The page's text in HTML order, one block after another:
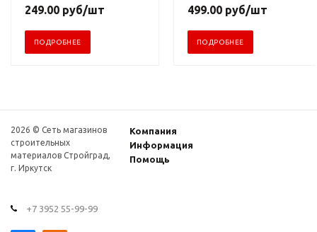
249.00 руб/шт
ПОДРОБНЕЕ
499.00 руб/шт
ПОДРОБНЕЕ
2026 © Сеть магазинов
строительных
материалов Стройград,
г. Иркутск
Компания
Информация
Помощь
+7 3952 55-99-99